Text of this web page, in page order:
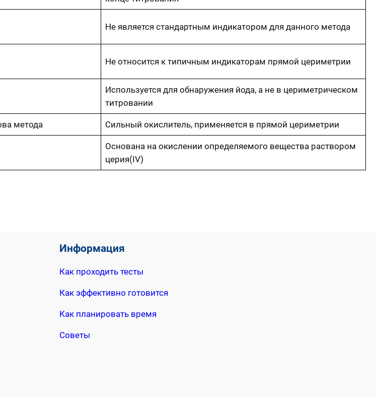
Не является стандартным индикатором для данного метода
Не относится к типичным индикаторам прямой цериметрии
Используется для обнаружения йода, а не в цериметрическом
титровании
метода Сильный окислитель, применяется в прямой цериметрии
Основана на окислении определяемого вещества раствором
церия(IV)
Информация
Как проходить тесты
Как эффективно готовится
Как планировать время
Советы